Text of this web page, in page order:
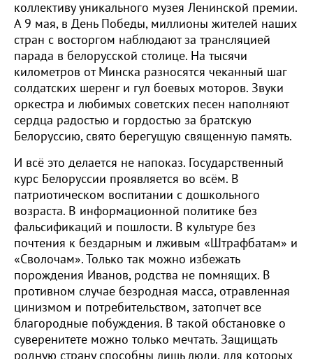
коллективу уникального музея Ленинской премии.
А 9 мая, в День Победы, миллионы жителей наших
стран с восторгом наблюдают за трансляцией
парада в белорусской столице. На тысячи
километров от Минска разносятся чеканный шаг
солдатских шеренг и гул боевых моторов. Звуки
оркестра и любимых советских песен наполняют
сердца радостью и гордостью за братскую
Белоруссию, свято берегущую священную память.
И всё это делается не напоказ. Государственный
курс Белоруссии проявляется во всём. В
патриотическом воспитании с дошкольного
возраста. В информационной политике без
фальсификаций и пошлости. В культуре без
почтения к бездарным и лживым «Штрафбатам» и
«Сволочам». Только так можно избежать
порождения Иванов, родства не помнящих. В
противном случае безродная масса, отравленная
цинизмом и потребительством, затопчет все
благородные побуждения. В такой обстановке о
суверенитете можно только мечтать. Защищать
родную страну способны лишь люди, для которых